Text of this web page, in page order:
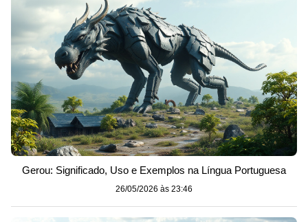
Gerou: Significado, Uso e Exemplos na Língua Portuguesa
26/05/2026 às 23:46